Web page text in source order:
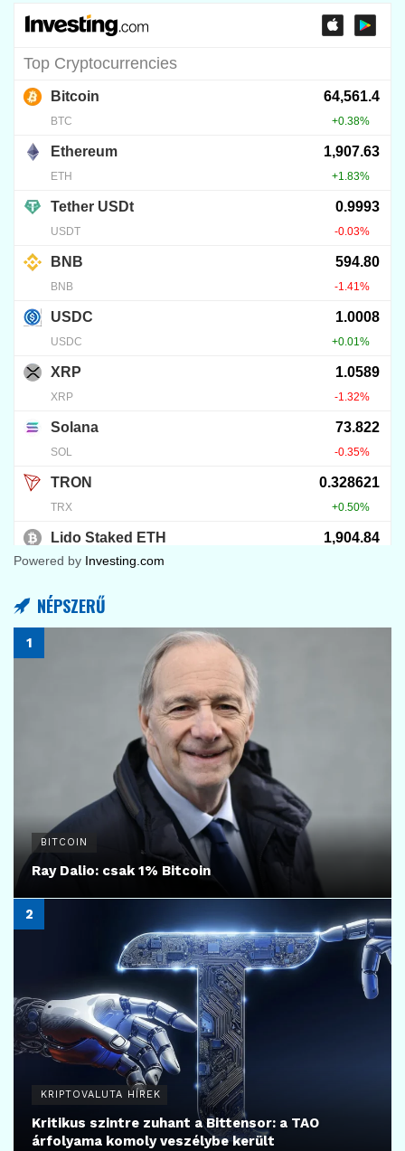
Powered by Investing.com
NÉPSZERŰ
BITCOIN
Ray Dalio: csak 1% Bitcoin
KRIPTOVALUTA HÍREK
Kritikus szintre zuhant a Bittensor: a TAO
árfolyama komoly veszélybe került